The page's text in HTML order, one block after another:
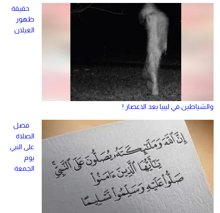
حقيقة
ظهور
الغيلان
والشياطين في ليبيا بعد الاعصار !
فضل
الصلاة
على النبي
يوم
الجمعة